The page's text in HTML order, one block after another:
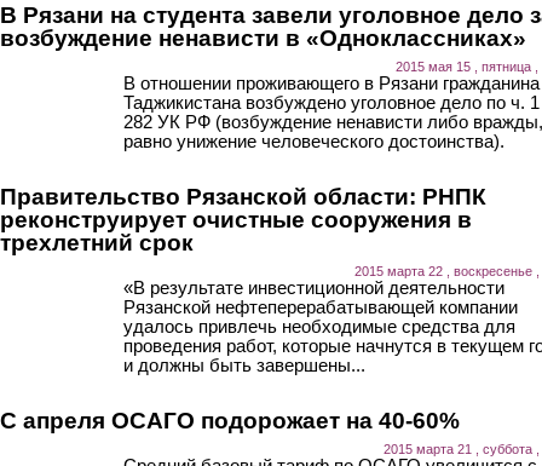
В Рязани на студента завели уголовное дело
возбуждение ненависти в «Одноклассниках»
2015 мая 15 , пятница ,
В отношении проживающего в Рязани гражданина
Таджикистана возбуждено уголовное дело по ч. 1
282 УК РФ (возбуждение ненависти либо
равно унижение человеческого достоинства).
Правительство Рязанской области: РНПК
реконструирует очистные сооружения в
трехлетний срок
2015 марта 22 , воскресенье ,
«В результате инвестиционной деятельности
Рязанской нефтеперерабатывающей компании
удалось привлечь необходимые средства для
проведения работ, которые начнутся в текущем
и должны быть завершены...
С апреля ОСАГО подорожает на 40-60%
2015 марта 21 , суббота ,